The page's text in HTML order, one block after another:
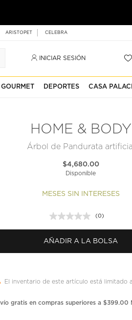
ARISTOPET CELEBRA
INICIAR SESIÓN
GOURMET DEPORTES CASA
HOME & BODY
Árbol de Pandurata artificial
$4,680.00
Disponible
MESES SIN INTERESES
Sin
en
la
(0)
AÑADIR A LA BOLSA
El inventario de este artículo está limitado
gratis en compras superiores a $399.00